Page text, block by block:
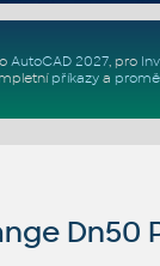
AutoCAD 2027, pro
příkazya
Dn50